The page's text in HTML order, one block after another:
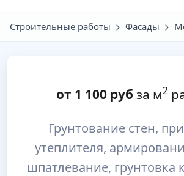
Строительные работы Фасады
от 1 100 руб за м2
Грунтование стен,
утеплителя,
шпатлевание, грунтовка